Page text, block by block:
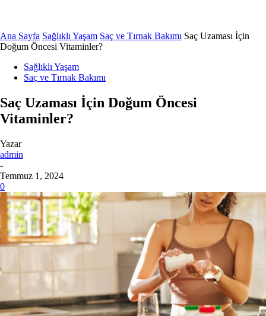
Ana Sayfa Sağlıklı Yaşam Saç ve Tırnak Bakımı Saç Uzaması İçin
Doğum Öncesi Vitaminler?
Sağlıklı Yaşam
Saç ve Tırnak Bakımı
Saç Uzaması İçin Doğum Öncesi
Vitaminler?
Yazar
admin
-
Temmuz 1, 2024
0